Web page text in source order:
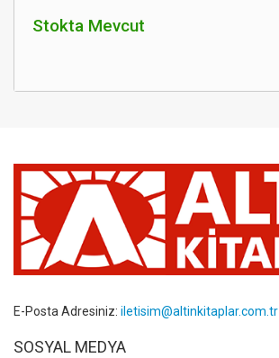
Stokta Mevcut
E-Posta Adresiniz: iletisim@altinkitaplar.com.tr
SOSYAL MEDYA